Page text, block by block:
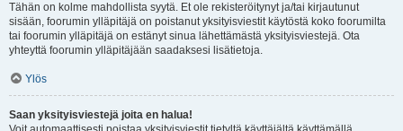
Tähän on kolme mahdollista syytä. Et ole rekisteröitynyt ja/tai kirjautunut
sisään, foorumin ylläpitäjä on poistanut yksityisviestit käytöstä koko foorumilta
tai foorumin ylläpitäjä on estänyt sinua lähettämästä yksityisviestejä. Ota
yhteyttä foorumin ylläpitäjään saadaksesi lisätietoja.
Ylös
Saan yksityisviestejä joita en halua!